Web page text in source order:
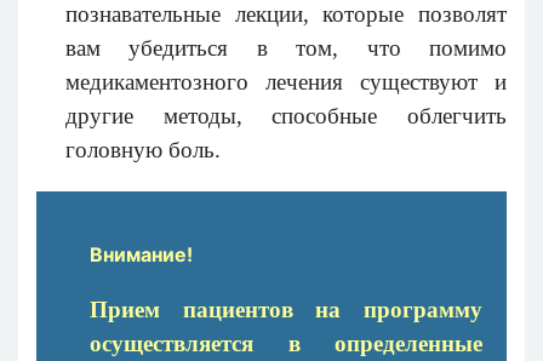
познавательные лекции, которые позволят
вам убедиться в том, что помимо
медикаментозного лечения существуют и
другие методы, способные облегчить
головную боль.
Внимание!
Прием пациентовнапрограмму
осуществляется в определенные